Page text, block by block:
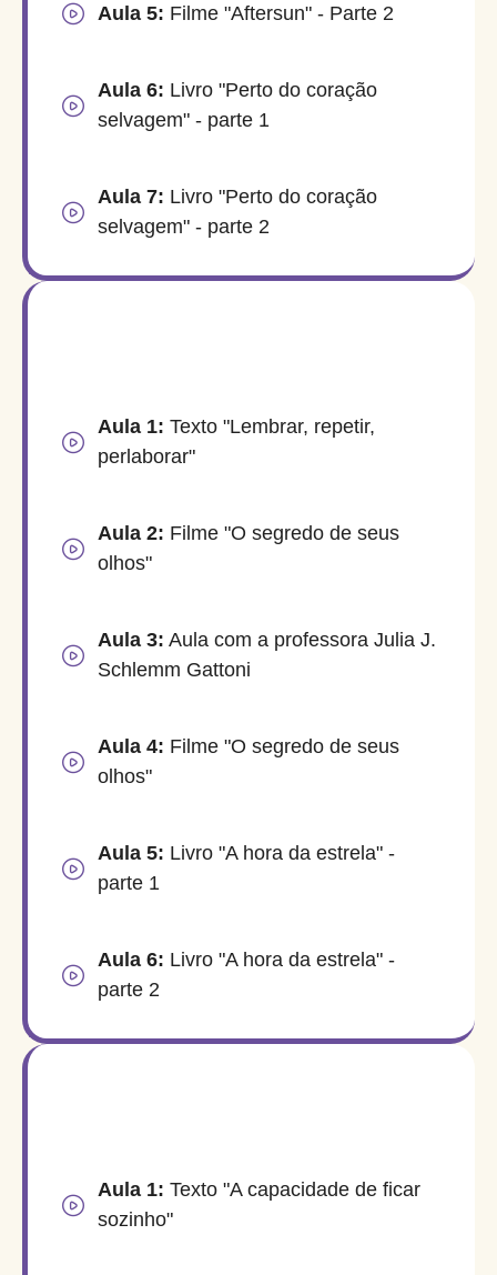
Aula 5: Filme "Aftersun" - Parte 2
Aula 6: Livro "Perto do coração
selvagem" - parte 1
Aula 7: Livro "Perto do coração
selvagem" - parte 2
Aula 1: Texto "Lembrar, repetir,
perlaborar"
Aula 2: Filme "O segredo de seus
olhos"
Aula 3: Aula com a professora Julia J.
Schlemm Gattoni
Aula 4: Filme "O segredo de seus
olhos"
Aula 5: Livro "A hora da estrela" -
parte 1
Aula 6: Livro "A hora da estrela" -
parte 2
Aula 1: Texto "A capacidade de ficar
sozinho"